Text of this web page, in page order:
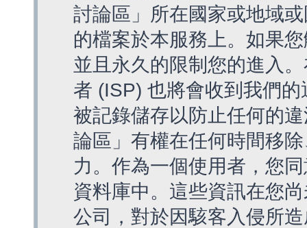
討論區」所在國家或地域
的檔案於本服務上。如果
並且永久的限制您的進入
者 (ISP) 也將會收到我們
被記錄儲存以防止任何的
論區」有權在任何時間移
力。作為一個使用者，您
資料庫中。這些資訊在您
公司，對於因駭客入侵所